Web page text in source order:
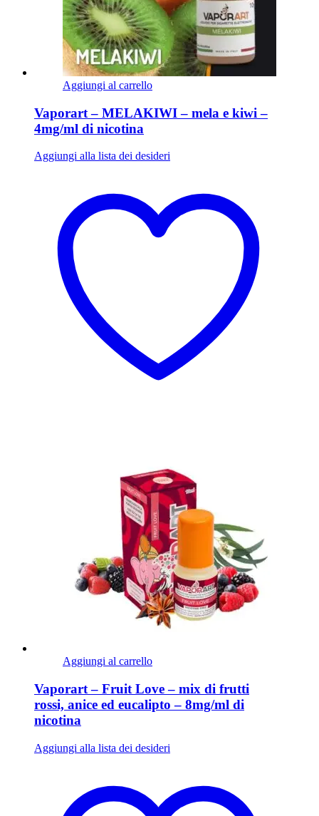
Aggiungi al carrello
Vaporart – MELAKIWI – mela e kiwi –
4mg/ml di nicotina
Aggiungi alla lista dei desideri
Aggiungi al carrello
Vaporart – Fruit Love – mix di frutti
rossi, anice ed eucalipto – 8mg/ml di
nicotina
Aggiungi alla lista dei desideri